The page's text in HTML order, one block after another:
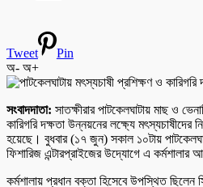
Tweet
Pin
অ- অ+
সংবাদদাতা: সাতক্ষীরার পাটকেলঘাটায় মাছ ও
কারিগরি দক্ষতা উন্নয়নের লক্ষ্যে মৎস্যচাষীদের
হয়েছে। বুধবার (১৭ জুন) সকাল ১০টায়
ফিশারিজ এন্টারপ্রাইজের উদ্যোগে এ
কর্মশালায় প্রধান বক্তা হিসেবে উপস্থিত ছিলেন